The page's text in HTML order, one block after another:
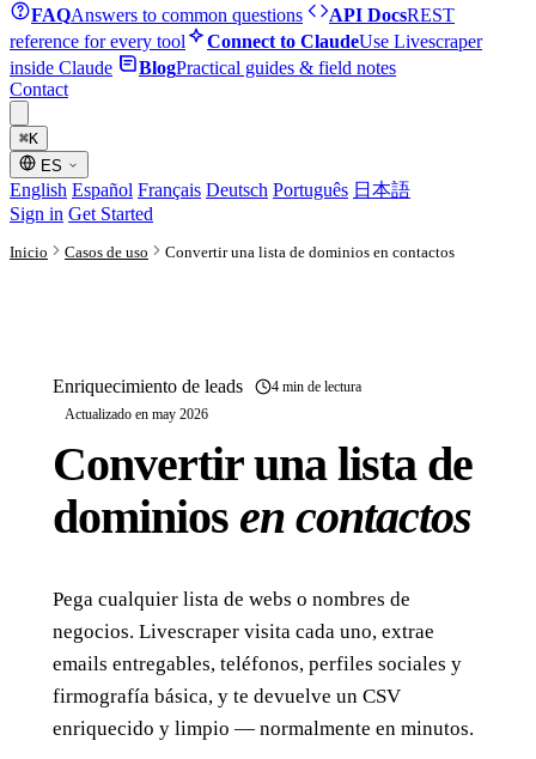
FAQAnswers to common questions API DocsREST
reference for every tool
Connect to ClaudeUse Livescraper
inside Claude
BlogPractical guides & field notes
Contact
⌘K
ES
English Español Français Deutsch Português 日本語
Sign in Get Started
Inicio Casos de uso Convertir una lista de dominios en contactos
Enriquecimiento de leads
4 min de lectura
Actualizado en may 2026
Convertir una lista de
dominios en contactos
Pega cualquier lista de webs o nombres de
negocios. Livescraper visita cada uno, extrae
emails entregables, teléfonos, perfiles sociales y
firmografía básica, y te devuelve un CSV
enriquecido y limpio — normalmente en minutos.